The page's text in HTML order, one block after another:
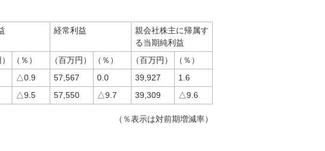
経常利益
親会社株主に帰属す
る当期純利益
（％） （百万円） （％） （百万円）
（％）
△0.9 57,567 0.0 39,927
1.6
△9.5 57,550 △9.7 39,309 △9.6
（％表示は対前期増減率）